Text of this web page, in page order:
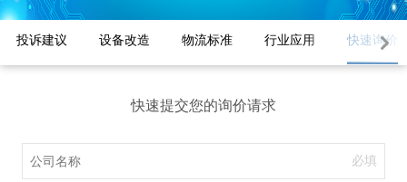
投诉建议 设备改造 物流标准 行业应用 快速询价
快速提交您的询价请求
必填